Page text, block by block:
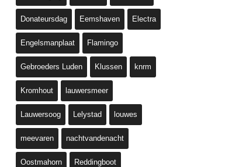
Donateursdag Eemshaven Electra
Engelsmanplaat Flamingo
Gebroeders Luden Klussen knrm
Kromhout lauwersmeer
Lauwersoog Lelystad louwes
meevaren nachtvandenacht
Oostmahorn Reddingboot